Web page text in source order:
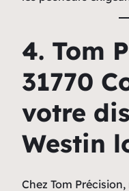
4. Tom
31770
votre
Westin
Chez Tom